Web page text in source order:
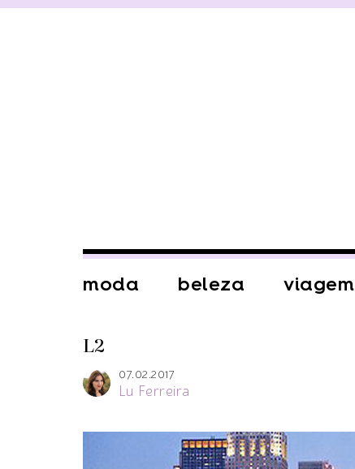
moda beleza viagem
L2
07.02.2017
Lu Ferreira